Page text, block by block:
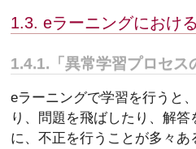
1.3. eラーニングにおけ
1.4.1.「異常学習プロセス
eラーニングで学習を行うと
り、問題を飛ばしたり、解
に、不正を行うことが多々